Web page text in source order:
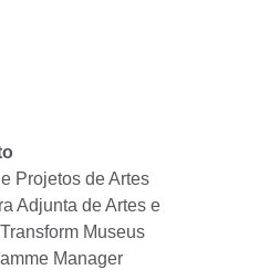
Projetos de Artes
Adjunta de Artes e
Museus
Manager